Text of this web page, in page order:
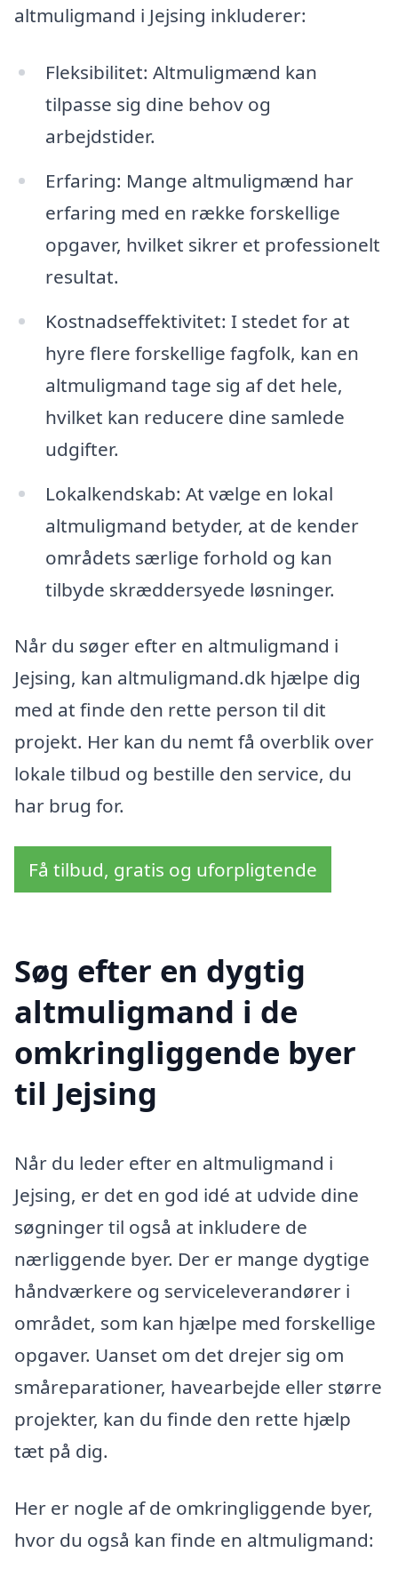
altmuligmand i Jejsing inkluderer:
Fleksibilitet: Altmuligmænd kan
tilpasse sig dine behov og
arbejdstider.
Erfaring: Mange altmuligmænd har
erfaring med en række forskellige
opgaver, hvilket sikrer et professionelt
resultat.
Kostnadseffektivitet: I stedet for at
hyre flere forskellige fagfolk, kan en
altmuligmand tage sig af det hele,
hvilket kan reducere dine samlede
udgifter.
Lokalkendskab: At vælge en lokal
altmuligmand betyder, at de kender
områdets særlige forhold og kan
tilbyde skræddersyede løsninger.
Når du søger efter en altmuligmand i
Jejsing, kan altmuligmand.dk hjælpe dig
med at finde den rette person til dit
projekt. Her kan du nemt få overblik over
lokale tilbud og bestille den service, du
har brug for.
Få tilbud, gratis og uforpligtende
Søg efter en dygtig
altmuligmand i de
omkringliggende byer
til Jejsing
Når du leder efter en altmuligmand i
Jejsing, er det en god idé at udvide dine
søgninger til også at inkludere de
nærliggende byer. Der er mange dygtige
håndværkere og serviceleverandører i
området, som kan hjælpe med forskellige
opgaver. Uanset om det drejer sig om
småreparationer, havearbejde eller større
projekter, kan du finde den rette hjælp
tæt på dig.
Her er nogle af de omkringliggende byer,
hvor du også kan finde en altmuligmand: